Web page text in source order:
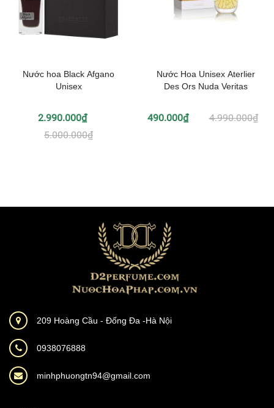
Nước hoa Black Afgano
Unisex
2.990.000₫
5.000.000₫
Nước Hoa Unisex Aterlier
Des Ors Nuda Veritas
490.000₫ 4.990.000₫
209 Hoàng Cầu - Đống Đa -Hà Nội
0938076888
minhphuongtn94@gmail.com